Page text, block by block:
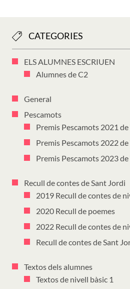
CATEGORIES
ELS ALUMNES ESCRIUEN
Alumnes de C2
General
Pescamots
Premis Pescamots 2021
Premis Pescamots 2022
Premis Pescamots 2023
Recull de contes de Sant Jordi
2019 Recull de contes de
2020 Recull de poemes
2022 Recull de contes de
Recull de contes de Sant
Textos dels alumnes
Textos de nivell bàsic 1